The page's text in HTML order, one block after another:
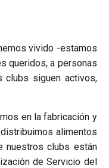
vivido -estamos
queridos, a personas
clubs siguen activos,
en la fabricación y
alimentos
nuestros clubs están
de Servicio del